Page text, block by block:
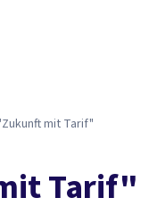
mit Tarif"
Tarif"